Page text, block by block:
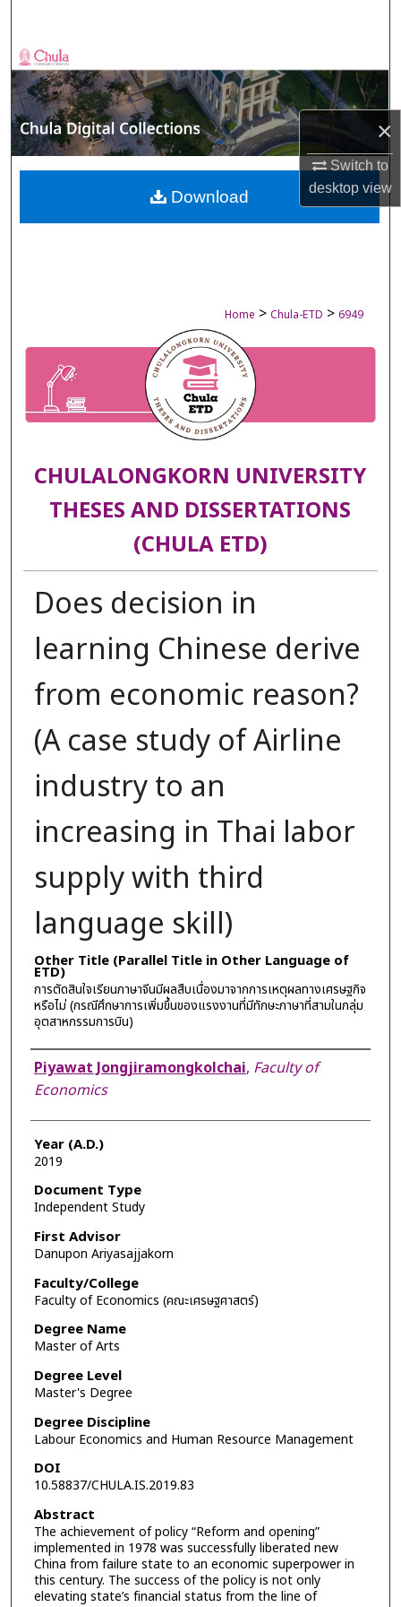
×
Switch to
desktopview
Browse Collections
My Account
About
Digital Commons Network™
Home > Chula-ETD > 6949
CHULALONGKORN UNIVERSITY
THESES AND DISSERTATIONS
(CHULA ETD)
Does decision in
learning Chinese derive
from economic reason?
(A case study of Airline
industry to an
increasing in Thai labor
supply with third
language skill)
Other Title (Parallel Title in Other Language of
ETD)
การตัดสินใจเรียนภาษาจีนมีผลสืบเนื่องมาจากการเหตุผลทางเศรษฐกิจ
หรือไม่ (กรณีศึกษาการเพิ่มขึ้นของแรงงานที่มีทักษะภาษาที่สามในกลุ่ม
อุตสาหกรรมการบิน)
Author
Piyawat Jongjiramongkolchai, Faculty of
Economics
Year (A.D.)
2019
Document Type
Independent Study
First Advisor
Danupon Ariyasajjakorn
Faculty/College
Faculty of Economics (คณะเศรษฐศาสตร์)
Degree Name
Master of Arts
Degree Level
Master's Degree
Degree Discipline
Labour Economics and Human Resource Management
DOI
10.58837/CHULA.IS.2019.83
Abstract
The achievement of policy “Reform and opening”
implemented in 1978 was successfully liberated new
China from failure state to an economic superpower in
this century. The success of the policy is not only
elevating state’s financial status from the line of
Download